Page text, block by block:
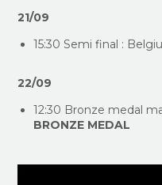
21/09
15:30 Semi final :
22/09
12:30 Bronze medal
BRONZE MEDAL